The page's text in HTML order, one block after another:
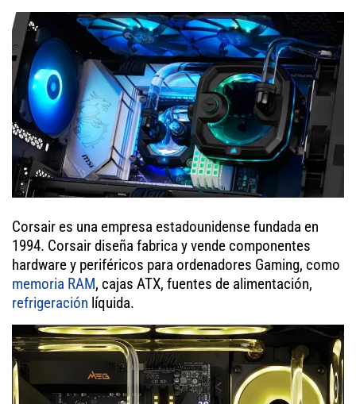
Corsair es una empresa estadounidense fundada en
1994. Corsair diseña fabrica y vende componentes
hardware y periféricos para ordenadores Gaming, como
memoria RAM, cajas ATX, fuentes de alimentación,
refrigeración líquida.